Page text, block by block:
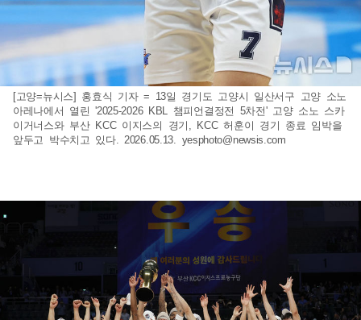
[고양=뉴시스] 홍효식 기자 = 13일 경기도 고양시 일산서구 고양 소노
아레나에서 열린 '2025-2026 KBL 챔피언결정전 5차전' 고양 소노 스카
이거너스와 부산 KCC 이지스의 경기, KCC 허훈이 경기 종료 임박을
앞두고 박수치고 있다. 2026.05.13. yesphoto@newsis.com